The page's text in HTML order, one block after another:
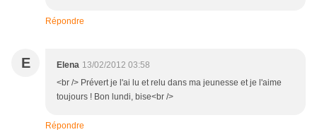
Répondre
E Elena 13/02/2012 03:58
<br /> Prévert je l'ai lu et relu dans ma jeunesse et je l'aime
toujours ! Bon lundi, bise<br />
Répondre